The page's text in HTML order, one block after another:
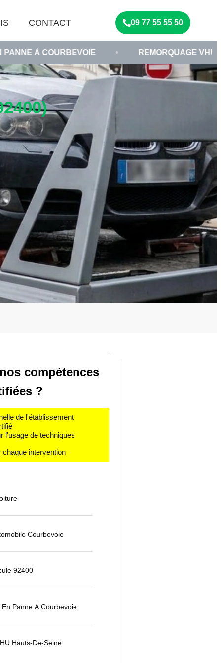
CONTACT 09 77 55 55 50
• REMORQUAGE VHU HAUTS-DE-
compétences
?
de l'établissement
l'usage de techniques
chaque intervention
Courbevoie
92400
En Panne À Courbevoie
Hauts-De-Seine